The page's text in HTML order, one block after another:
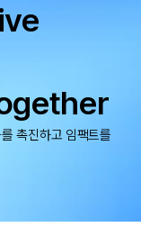
촉진하고 임팩트를